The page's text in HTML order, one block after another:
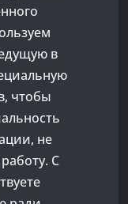
в
чтобы
не
С